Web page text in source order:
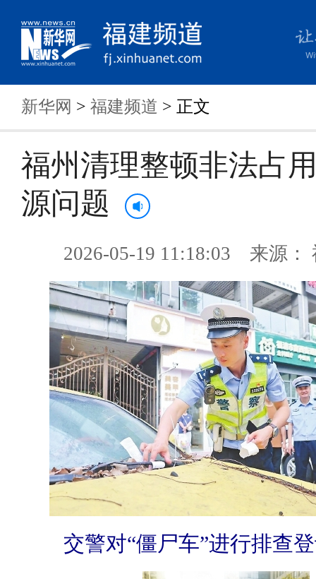
新华网 > 福建频道 > 正文
福州清理整顿非法占
源问题
2026-05-19 11:18:03 来源：
交警对“僵尸车”进行排查